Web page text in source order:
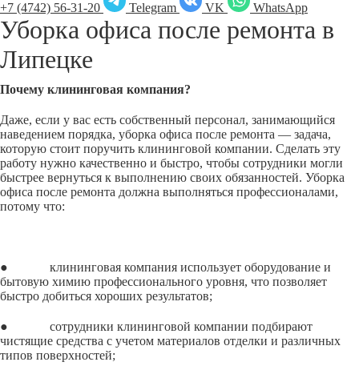
+7 (4742) 56-31-20
Telegram VK WhatsApp
Уборка офиса после ремонта в
Липецке
Почему клининговая компания?
Даже, если у вас есть собственный персонал, занимающийся
наведением порядка, уборка офиса после ремонта — задача,
которую стоит поручить клининговой компании. Сделать эту
работу нужно качественно и быстро, чтобы сотрудники могли
быстрее вернуться к выполнению своих обязанностей. Уборка
офиса после ремонта должна выполняться профессионалами,
потому что:
● клининговая компания использует оборудование и
бытовую химию профессионального уровня, что позволяет
быстро добиться хороших результатов;
● сотрудники клининговой компании подбирают
чистящие средства с учетом материалов отделки и различных
типов поверхностей;